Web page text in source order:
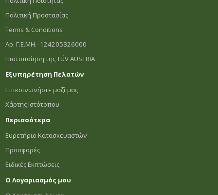
Πολιτική Προστασίας
Terms & Conditions
Αρ. Γ.Ε.ΜΗ.- 124205326000
Πιστοποίηση της TÜV AUSTRIA
Εξυπηρέτηση Πελατών
Επικοινωνήστε μαζί μας
Χάρτης Ιστότοπου
Περισσότερα
Ευρετήριο Κατασκευαστών
Προσφορές
Ειδικές Εκπτώσεις
Ο Λογαριασμός μου